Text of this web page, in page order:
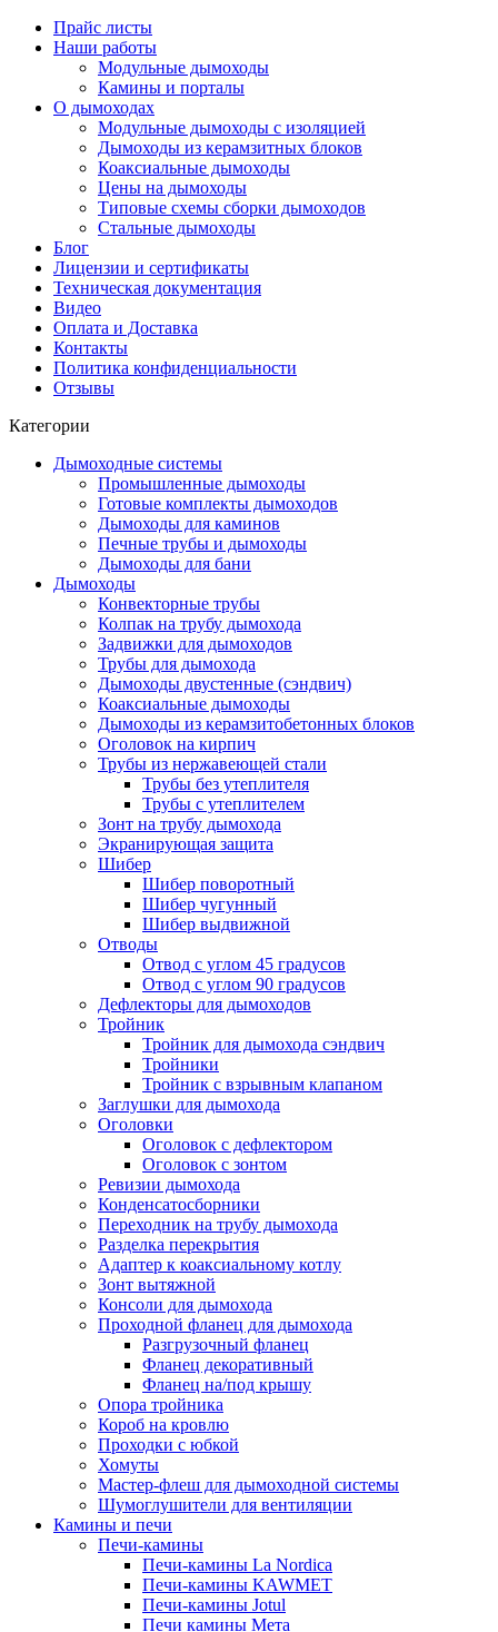
Прайс листы
Наши работы
Модульные дымоходы
Камины и порталы
О дымоходах
Модульные дымоходы с изоляцией
Дымоходы из керамзитных блоков
Коаксиальные дымоходы
Цены на дымоходы
Типовые схемы сборки дымоходов
Стальные дымоходы
Блог
Лицензии и сертификаты
Техническая документация
Видео
Оплата и Доставка
Контакты
Политика конфиденциальности
Отзывы
Категории
Дымоходные системы
Промышленные дымоходы
Готовые комплекты дымоходов
Дымоходы для каминов
Печные трубы и дымоходы
Дымоходы для бани
Дымоходы
Конвекторные трубы
Колпак на трубу дымохода
Задвижки для дымоходов
Трубы для дымохода
Дымоходы двустенные (сэндвич)
Коаксиальные дымоходы
Дымоходы из керамзитобетонных блоков
Оголовок на кирпич
Трубы из нержавеющей стали
Трубы без утеплителя
Трубы с утеплителем
Зонт на трубу дымохода
Экранирующая защита
Шибер
Шибер поворотный
Шибер чугунный
Шибер выдвижной
Отводы
Отвод с углом 45 градусов
Отвод с углом 90 градусов
Дефлекторы для дымоходов
Тройник
Тройник для дымохода сэндвич
Тройники
Тройник с взрывным клапаном
Заглушки для дымохода
Оголовки
Оголовок с дефлектором
Оголовок с зонтом
Ревизии дымохода
Конденсатосборники
Переходник на трубу дымохода
Разделка перекрытия
Адаптер к коаксиальному котлу
Зонт вытяжной
Консоли для дымохода
Проходной фланец для дымохода
Разгрузочный фланец
Фланец декоративный
Фланец на/под крышу
Опора тройника
Короб на кровлю
Проходки с юбкой
Хомуты
Мастер-флеш для дымоходной системы
Шумоглушители для вентиляции
Камины и печи
Печи-камины
Печи-камины La Nordica
Печи-камины KAWMET
Печи-камины Jotul
Печи камины Мета